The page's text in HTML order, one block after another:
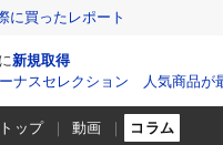
に買ったレポート
新規取得
ナスセレクション 人気商品が
ップ 動画 コラム